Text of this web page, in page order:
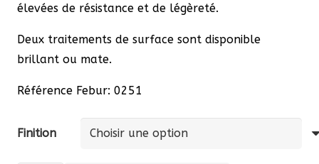
élevées de résistance et de légèreté.
Deux traitements de surface sont disponible
brillant ou mate.
Référence Febur: 0251
Finition